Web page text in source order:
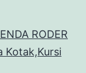
RODER
Kotak,Kursi